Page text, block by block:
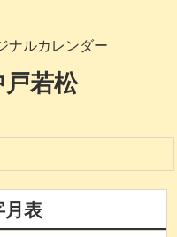
ナルカレンダー
若松
表